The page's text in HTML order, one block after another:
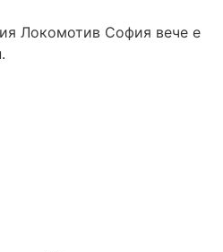
Локомотив София вече е